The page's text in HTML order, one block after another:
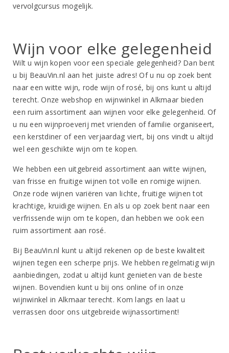
vervolgcursus mogelijk.
Wijn voor elke gelegenheid
Wilt u wijn kopen voor een speciale gelegenheid? Dan bent
u bij BeauVin.nl aan het juiste adres! Of u nu op zoek bent
naar een witte wijn, rode wijn of rosé, bij ons kunt u altijd
terecht. Onze webshop en wijnwinkel in Alkmaar bieden
een ruim assortiment aan wijnen voor elke gelegenheid. Of
u nu een wijnproeverij met vrienden of familie organiseert,
een kerstdiner of een verjaardag viert, bij ons vindt u altijd
wel een geschikte wijn om te kopen.
We hebben een uitgebreid assortiment aan witte wijnen,
van frisse en fruitige wijnen tot volle en romige wijnen.
Onze rode wijnen variëren van lichte, fruitige wijnen tot
krachtige, kruidige wijnen. En als u op zoek bent naar een
verfrissende wijn om te kopen, dan hebben we ook een
ruim assortiment aan rosé.
Bij BeauVin.nl kunt u altijd rekenen op de beste kwaliteit
wijnen tegen een scherpe prijs. We hebben regelmatig wijn
aanbiedingen, zodat u altijd kunt genieten van de beste
wijnen. Bovendien kunt u bij ons online of in onze
wijnwinkel in Alkmaar terecht. Kom langs en laat u
verrassen door ons uitgebreide wijnassortiment!